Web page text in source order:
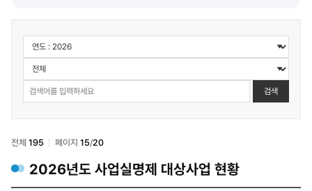
정보공개
>
사업실명제
>
대상사업
및
검색
검색
전체 195 페이지 15/20
2026년도 사업실명제 대상사업 현황